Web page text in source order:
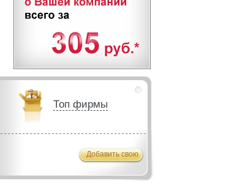
Топ фирмы
Добавить свою